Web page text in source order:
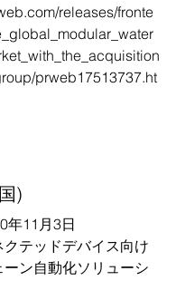
releases/fronte
prweb17513737.ht
)
年11月3日
テッドデバイス向け
ン自動化ソリューシ